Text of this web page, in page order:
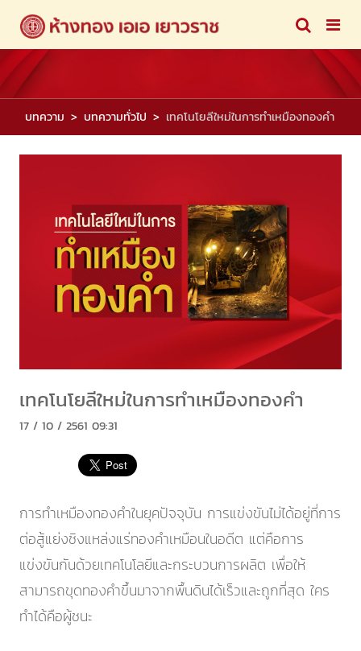
บทความ บทความทั่วไป เทคโนโยลีใหม่ในการทำเหมืองทองคำ
เทคโนโยลีใหม่ในการทำเหมืองทองคำ
17 / 10 / 2561 09:31
การทำเหมืองทองคำในยุคปัจจุบัน การแข่งขันไม่ได้อยู่ที่การ
ต่อสู้แย่งชิงแหล่งแร่ทองคำเหมือนในอดีต แต่คือการ
แข่งขันกันด้วยเทคโนโลยีและกระบวนการผลิต เพื่อให้
สามารถขุดทองคำขึ้นมาจากพื้นดินได้เร็วและถูกที่สุด ใคร
ทำได้คือผู้ชนะ